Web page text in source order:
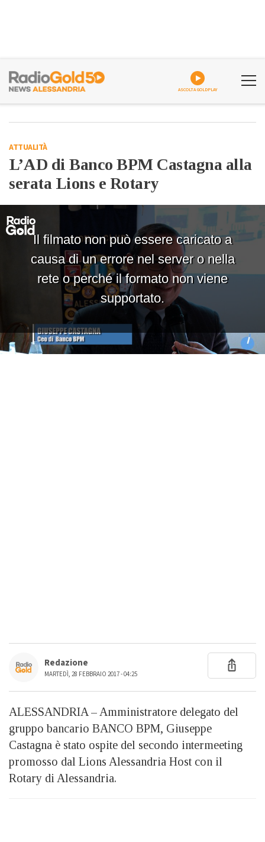
ASCOLTA GOLDPLAY
ATTUALITÀ
L’AD di Banco BPM Castagna alla
serata Lions e Rotary
Redazione
MARTEDÌ, 28 FEBBRAIO 2017 - 04:25
ALESSANDRIA – Amministratore delegato del
gruppo bancario BANCO BPM, Giuseppe
Castagna è stato ospite del secondo intermeeting
promosso dal Lions Alessandria Host con il
Rotary di Alessandria.